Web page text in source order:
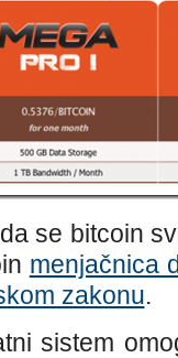
se bitcoin
menjačnica
zakonu.
sistem